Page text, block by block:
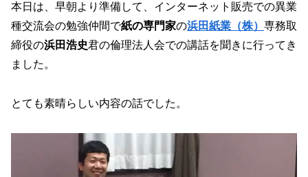
本日は、早朝より準備して、インターネット販売での異業
種交流会の勉強仲間で紙の専門家の浜田紙業（株） 専務取
締役の浜田浩史君の倫理法人会での講話を聞きに行ってき
ました。
とても素晴らしい内容の話でした。